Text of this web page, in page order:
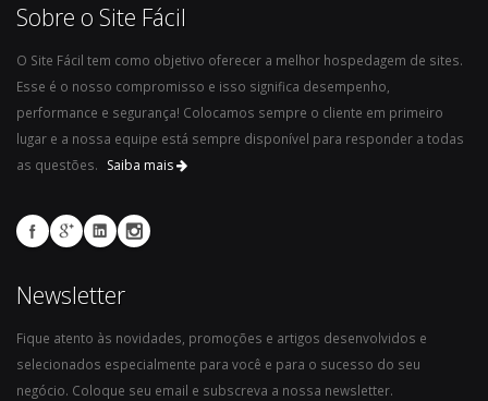
Sobre o Site Fácil
O Site Fácil tem como objetivo oferecer a melhor hospedagem de sites.
Esse é o nosso compromisso e isso significa desempenho,
performance e segurança! Colocamos sempre o cliente em primeiro
lugar e a nossa equipe está sempre disponível para responder a todas
as questões.
Saiba mais
Newsletter
Fique atento às novidades, promoções e artigos desenvolvidos e
selecionados especialmente para você e para o sucesso do seu
negócio. Coloque seu email e subscreva a nossa newsletter.